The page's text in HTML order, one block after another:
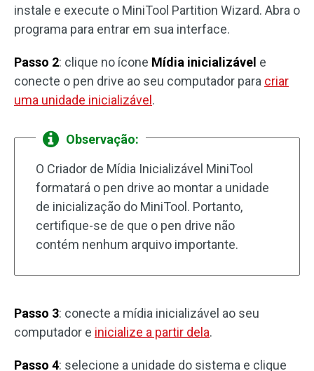
instale e execute o MiniTool Partition Wizard. Abra o
programa para entrar em sua interface.
Passo 2: clique no ícone Mídia inicializável e
conecte o pen drive ao seu computador para criar
uma unidade inicializável .
Observação:
O Criador de Mídia Inicializável MiniTool
formatará o pen drive ao montar a unidade
de inicialização do MiniTool. Portanto,
certifique-se de que o pen drive não
contém nenhum arquivo importante.
Passo 3: conecte a mídia inicializável ao seu
computador e inicialize a partir dela.
Passo 4: selecione a unidade do sistema e clique